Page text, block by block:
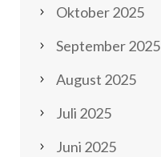
Oktober 2025
September 2025
August 2025
Juli 2025
Juni 2025